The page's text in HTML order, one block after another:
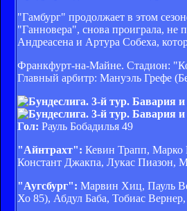
"Гамбург" продолжает в этом
"Ганновера", снова проиграла, не
Андреасена и Артура Собеха,
Франкфурт-на-Майне. Стадион:
Главный арбитр: Мануэль Грефе
Гол: Рауль Бобадилья 49
"Айнтрахт": Кевин Трапп, Марко
Констант Джакпа, Лукас Пиазон,
"Аугсбург": Марвин Хиц, Пауль
Хо 85), Абдул Баба, Тобиас